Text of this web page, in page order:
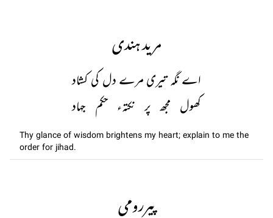
مرید ہندی
اے نگہ تیری مرے دل کی کشاد
کھول مجھ پر نکتہء حکم جہاد
Thy glance of wisdom brightens my heart; explain to me the
order for jihad.
پیررومی